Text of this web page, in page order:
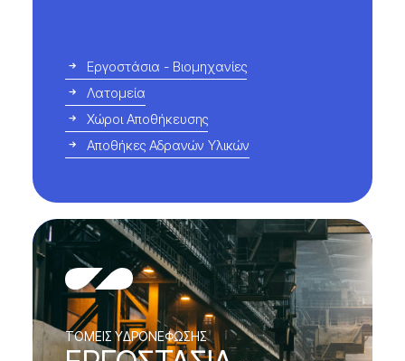
Εργοστάσια - Βιομηχανίες
Λατομεία
Χώροι Αποθήκευσης
Αποθήκες Αδρανών Υλικών
TOMEΙΣ ΥΔΡΟΝΕΦΩΣΗΣ